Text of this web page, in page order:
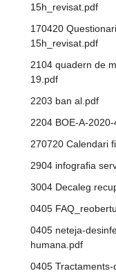
15h_revisat.pdf
170420
15h_revisat.pdf
2104 quadern de
19.pdf
2203 ban al.pdf
2204 BOE-A-
270720 Calendari
2904 infografia
3004 Decaleg
0405
0405 neteja-
humana.pdf
0405